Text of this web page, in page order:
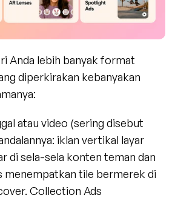
Anda lebih banyak format
diperkirakan kebanyakan
atau video (sering disebut
iklan vertikal layar
di sela-sela konten teman dan
menempatkan tile bermerek di
Collection Ads